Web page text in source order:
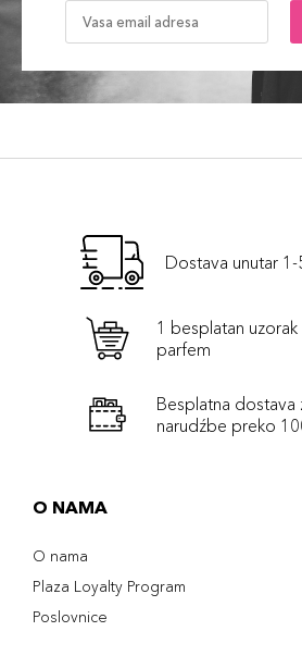
Dostava unutar
1 besplatan uzorak
parfem
Besplatna dostava
narudźbe preko
O NAMA
O nama
Plaza Loyalty Program
Poslovnice